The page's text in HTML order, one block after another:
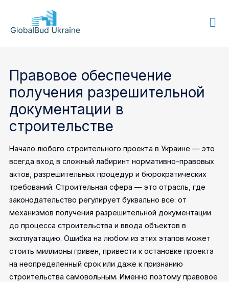
GLOBALBUD
Правовое обеспечение
получения разрешительной
документации в
строительстве
Начало любого строительного проекта в Украине — это
всегда вход в сложный лабиринт нормативно-правовых
актов, разрешительных процедур и бюрократических
требований. Строительная сфера — это отрасль, где
законодательство регулирует буквально все: от
механизмов получения разрешительной документации
до процесса строительства и ввода объектов в
эксплуатацию. Ошибка на любом из этих этапов может
стоить миллионы гривен, привести к остановке проекта
на неопределенный срок или даже к признанию
строительства самовольным. Именно поэтому правовое